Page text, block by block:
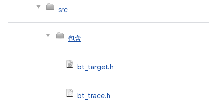
src
包含
bt_target.h
bt_trace.h